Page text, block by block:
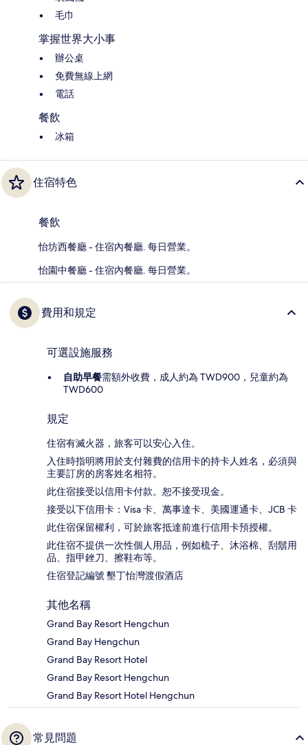
毛巾
掌握世界大小事
辦公桌
免費無線上網
電話
餐飲
冰箱
住宿特色
餐飲
怡坊西餐廳 - 住宿內餐廳. 每日營業。
怡園中餐廳 - 住宿內餐廳. 每日營業。
費用和規定
可選設施服務
自助早餐需額外收費，成人約為 TWD900，兒童約為
TWD600
規定
住宿有滅火器，旅客可以安心入住。
入住時指明將用於支付雜費的信用卡的持卡人姓名，必須與
主要訂房的房客姓名相符。
此住宿接受以信用卡付款。恕不接受現金。
接受以下信用卡：Visa 卡、萬事達卡、美國運通卡、JCB 卡
此住宿保留權利，可於旅客抵達前進行信用卡預授權。
此住宿不提供一次性個人用品，例如梳子、沐浴棉、刮鬍用
品、指甲銼刀、擦鞋布等。
住宿登記編號 墾丁怡灣渡假酒店
其他名稱
Grand Bay Resort Hengchun
Grand Bay Hengchun
Grand Bay Resort Hotel
Grand Bay Resort Hengchun
Grand Bay Resort Hotel Hengchun
常見問題